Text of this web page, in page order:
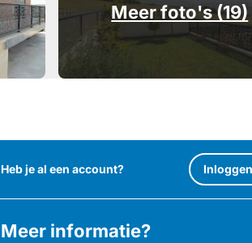
Meer foto's (19)
Heb je al een account? Inloggen
Meer informatie?